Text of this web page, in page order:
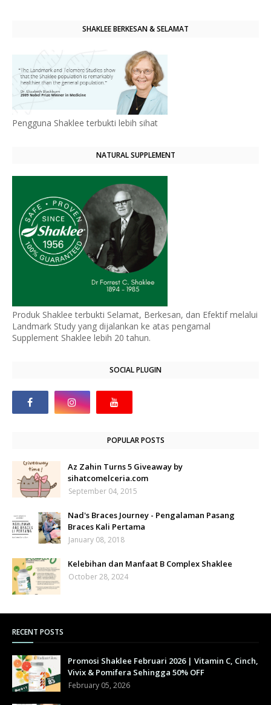
SHAKLEE BERKESAN & SELAMAT
Pengguna Shaklee terbukti lebih sihat
NATURAL SUPPLEMENT
Produk Shaklee terbukti Selamat, Berkesan, dan Efektif melalui
Landmark Study yang dijalankan ke atas pengamal
Supplement Shaklee lebih 20 tahun.
SOCIAL PLUGIN
POPULAR POSTS
Az Zahin Turns 5 Giveaway by
sihatcomelceria.com
September 04, 2015
Nad's Braces Journey - Pengalaman Pasang
Braces Kali Pertama
January 08, 2018
Kelebihan dan Manfaat B Complex Shaklee
October 28, 2024
RECENT POSTS
Promosi Shaklee Februari 2026 | Vitamin C, Cinch,
Vivix & Pomifera Sehingga 50% OFF
February 05, 2026